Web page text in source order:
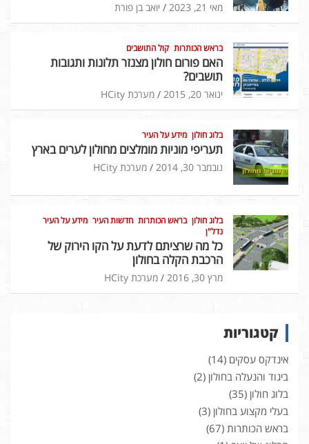
מאי 21, 2023 יואב בן פורת
בראש הכותרות קול התושבים
האם פורום חולון מצנזר תלונות ותגובות
תושבים?
ינואר 20, 2015 מערכת HCity
בלוג חולון מידע על העיר
תעריפי מוניות מומלצים מחולון לערים בארץ
נובמבר 30, 2014 מערכת HCity
בלוג חולון בראש הכותרות חדשות העיר מידע על העיר
נדל"ן
כל מה שרציתם לדעת על הקו הירוק של
הרכבת הקלה בחולון
מרץ 30, 2016 מערכת HCity
קטגוריות
אינדקס עסקים (14)
ביגוד והנעלה בחולון (2)
בלוג חולון (35)
בעלי מקצוע בחולון (3)
בראש הכותרות (67)